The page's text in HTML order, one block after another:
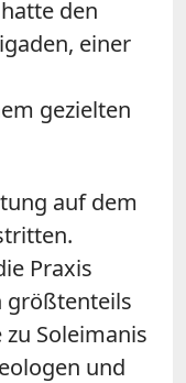
den
einer
gezielten
auf dem
Praxis
größtenteils
Soleimanis
und